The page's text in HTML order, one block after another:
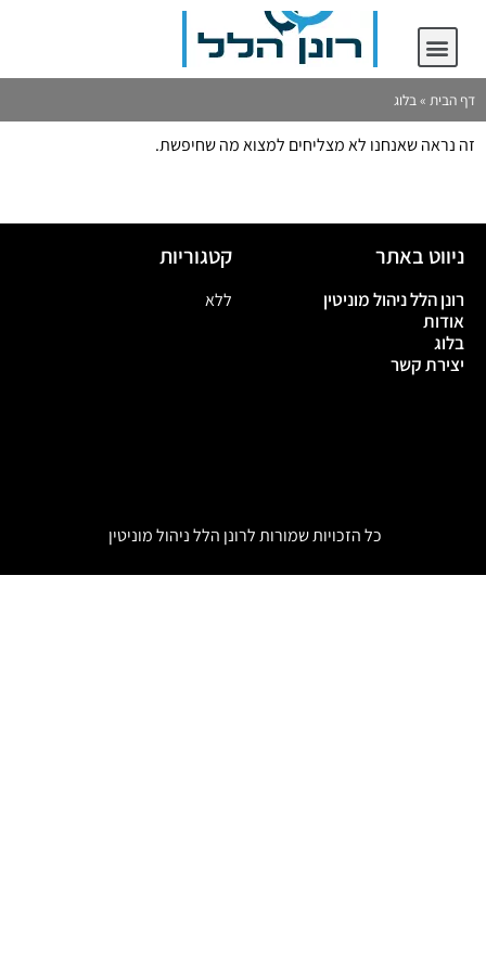
דף הבית »בלוג
זה נראה שאנחנו לא מצליחים למצוא מה שחיפשת.
ניווט באתר
רונן הלל ניהול מוניטין
אודות
בלוג
יצירת קשר
קטגוריות
ללא
כל הזכויות שמורות לרונן הללניהול מוניטין